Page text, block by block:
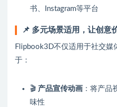
书、Instagram等平台
📌 多元场景适用，让创意
Flipbook3D不仅适用于社交媒
于：
🎬 产品宣传动画 ：将产品
味性